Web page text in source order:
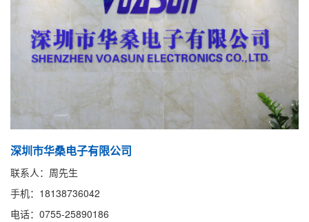
深圳市华桑电子有限公司
联系人：周先生
手机：18138736042
电话：0755-25890186